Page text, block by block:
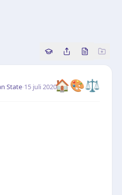
Copy source
Share this
Bekijk
🏠🎨⚖️
State·15 juli 2020